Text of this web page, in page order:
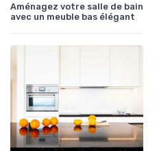
Aménagez votre salle de bain
avec un meuble bas élégant